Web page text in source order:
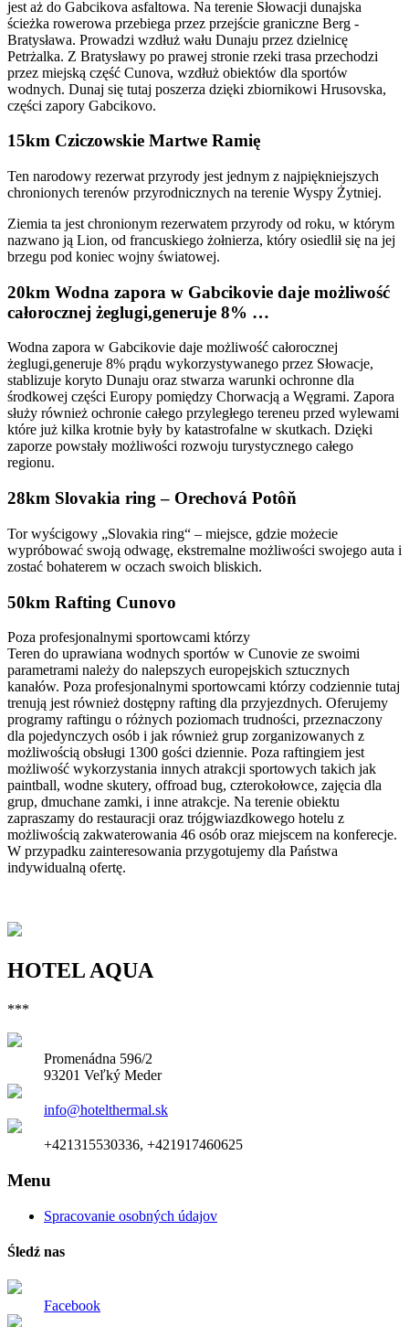
jest aż do Gabcikova asfaltowa. Na terenie Słowacji dunajska
ścieżka rowerowa przebiega przez przejście graniczne Berg -
Bratysława. Prowadzi wzdłuż wału Dunaju przez dzielnicę
Petrżalka. Z Bratysławy po prawej stronie rzeki trasa przechodzi
przez miejską część Cunova, wzdłuż obiektów dla sportów
wodnych. Dunaj się tutaj poszerza dzięki zbiornikowi Hrusovska,
części zapory Gabcikovo.
15km Cziczowskie Martwe Ramię
Ten narodowy rezerwat przyrody jest jednym z najpiękniejszych
chronionych terenów przyrodnicznych na terenie Wyspy Żytniej.
Ziemia ta jest chronionym rezerwatem przyrody od roku, w którym
nazwano ją Lion, od francuskiego żołnierza, który osiedlił się na jej
brzegu pod koniec wojny światowej.
20km Wodna zapora w Gabcikovie daje możliwość
całorocznej żeglugi,generuje 8% …
Wodna zapora w Gabcikovie daje możliwość całorocznej
żeglugi,generuje 8% prądu wykorzystywanego przez Słowacje,
stablizuje koryto Dunaju oraz stwarza warunki ochronne dla
środkowej części Europy pomiędzy Chorwacją a Węgrami. Zapora
służy również ochronie całego przyległego tereneu przed wylewami
które już kilka krotnie były by katastrofalne w skutkach. Dzięki
zaporze powstały możliwości rozwoju turystycznego całego
regionu.
28km Slovakia ring – Orechová Potôň
Tor wyścigowy „Slovakia ring“ – miejsce, gdzie możecie
wypróbować swoją odwagę, ekstremalne możliwości swojego auta i
zostać bohaterem w oczach swoich bliskich.
50km Rafting Cunovo
Poza profesjonalnymi sportowcami którzy
Teren do uprawiana wodnych sportów w Cunovie ze swoimi
parametrami należy do nalepszych europejskich sztucznych
kanałów. Poza profesjonalnymi sportowcami którzy codziennie tutaj
trenują jest również dostępny rafting dla przyjezdnych. Oferujemy
programy raftingu o różnych poziomach trudności, przeznaczony
dla pojedynczych osób i jak również grup zorganizowanych z
możliwością obsługi 1300 gości dziennie. Poza raftingiem jest
możliwość wykorzystania innych atrakcji sportowych takich jak
paintball, wodne skutery, offroad bug, czterokołowce, zajęcia dla
grup, dmuchane zamki, i inne atrakcje. Na terenie obiektu
zapraszamy do restauracji oraz trójgwiazdkowego hotelu z
możliwością zakwaterowania 46 osób oraz miejscem na konferecje.
W przypadku zainteresowania przygotujemy dla Państwa
indywidualną ofertę.
HOTEL AQUA
***
Promenádna 596/2
93201 Veľký Meder
info@hotelthermal.sk
+421315530336, +421917460625
Menu
Spracovanie osobných údajov
Śledź nas
Facebook